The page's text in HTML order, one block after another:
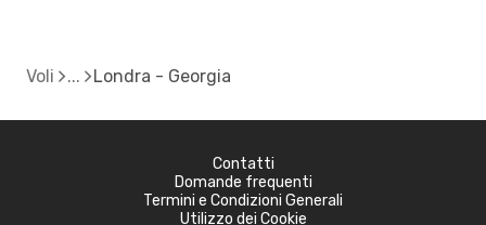
Voli Londra - Georgia
Contatti
Domande frequenti
Termini e Condizioni Generali
Utilizzo dei Cookie